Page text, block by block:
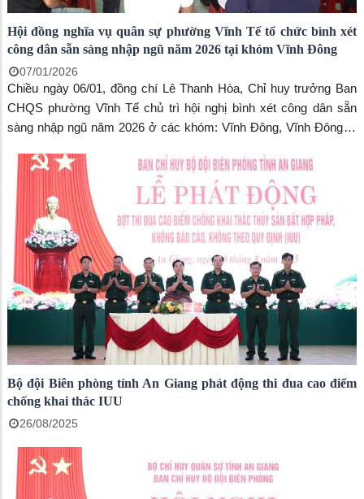
Hội đồng nghĩa vụ quân sự phường Vĩnh Tế tổ chức bình xét
công dân sẵn sàng nhập ngũ năm 2026 tại khóm Vĩnh Đông
07/01/2026
Chiều ngày 06/01, đồng chí Lê Thanh Hòa, Chỉ huy trưởng Ban
CHQS phường Vĩnh Tế chủ trì hội nghị bình xét công dân sẵn
sàng nhập ngũ năm 2026 ở các khóm: Vĩnh Đông, Vĩnh Đông 1,
Bộ đội Biên phòng tỉnh An Giang phát động thi đua cao điểm
chống khai thác IUU
26/08/2025